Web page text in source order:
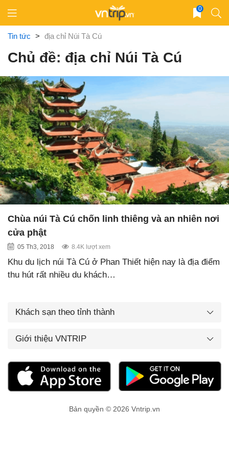
content
0
Tin tức > địa chỉ Núi Tà Cú
Chủ đề: địa chỉ Núi Tà Cú
Chùa núi Tà Cú chốn linh thiêng và an nhiên nơi
cửa phật
05 Th3, 2018 8.4K lượt xem
Khu du lịch núi Tà Cú ở Phan Thiết hiện nay là địa điểm
thu hút rất nhiều du khách…
Khách sạn theo tỉnh thành
Giới thiệu VNTRIP
Bản quyền © 2026 Vntrip.vn